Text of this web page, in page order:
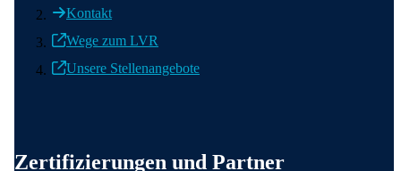
Kontakt
Wege zum LVR
Unsere Stellenangebote
Zertifizierungen und Partner